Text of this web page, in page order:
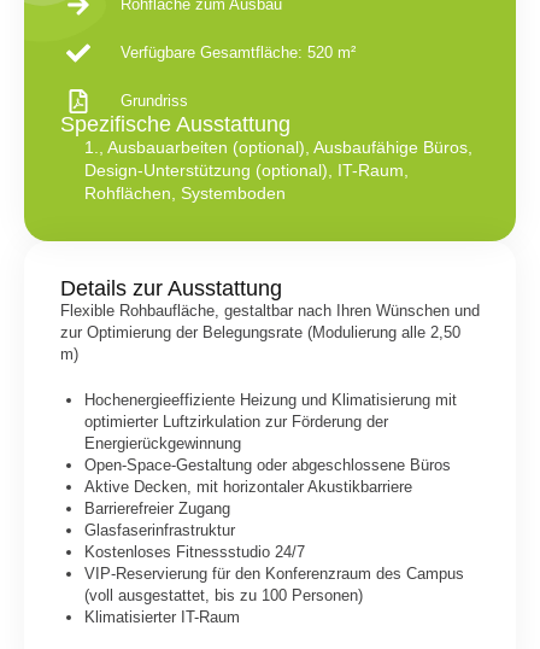
Rohfläche zum Ausbau
Verfügbare Gesamtfläche: 520 m²
Grundriss
Spezifische Ausstattung
1., Ausbauarbeiten (optional), Ausbaufähige Büros,
Design-Unterstützung (optional), IT-Raum,
Rohflächen, Systemboden
Details zur Ausstattung
Flexible Rohbaufläche, gestaltbar nach Ihren Wünschen und
zur Optimierung der Belegungsrate (Modulierung alle 2,50
m)
Hochenergieeffiziente Heizung und Klimatisierung mit
optimierter Luftzirkulation zur Förderung der
Energierückgewinnung
Open-Space-Gestaltung oder abgeschlossene Büros
Aktive Decken, mit horizontaler Akustikbarriere
Barrierefreier Zugang
Glasfaserinfrastruktur
Kostenloses Fitnessstudio 24/7
VIP-Reservierung für den Konferenzraum des Campus
(voll ausgestattet, bis zu 100 Personen)
Klimatisierter IT-Raum